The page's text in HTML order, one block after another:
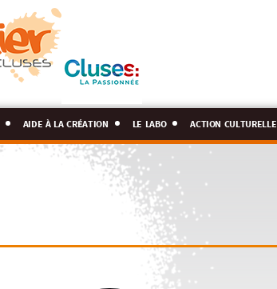
aide à la création le labo action culturelle